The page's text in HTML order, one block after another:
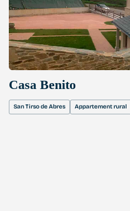
Casa Benito
San Tirso de Abres Appartement rural